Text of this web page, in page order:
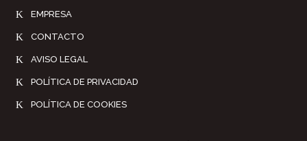
K EMPRESA
K CONTACTO
K AVISO LEGAL
K POLÍTICA DE PRIVACIDAD
K POLÍTICA DE COOKIES